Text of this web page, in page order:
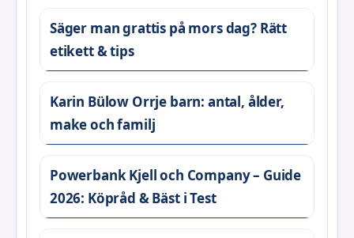
Säger man grattis på mors dag? Rätt
etikett & tips
Karin Bülow Orrje barn: antal, ålder,
make och familj
Powerbank Kjell och Company – Guide
2026: Köpråd & Bäst i Test